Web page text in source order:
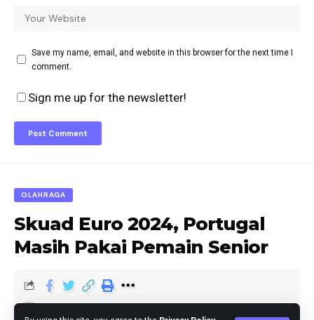
Save my name, email, and website in this browser for the next time I
comment.
Sign me up for the newsletter!
OLAHRAGA
Skuad Euro 2024, Portugal
Masih Pakai Pemain Senior
Editor Published May 22, 2024